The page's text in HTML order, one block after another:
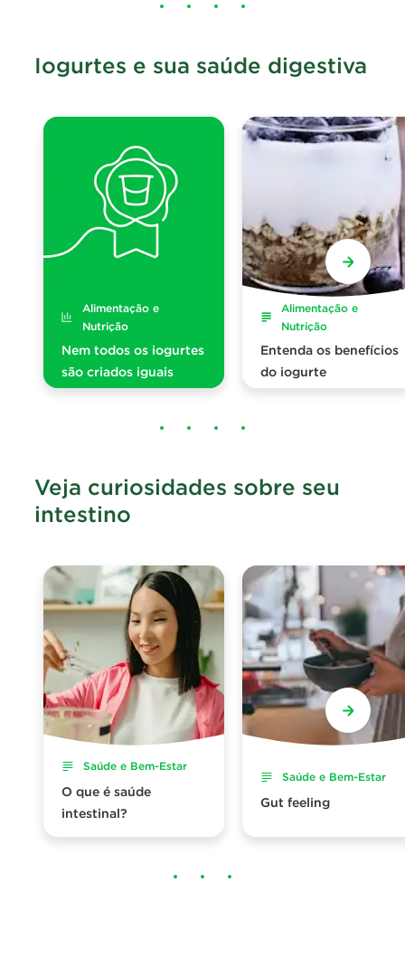
Iogurtes e sua saúde digestiva
Alimentação e
Nutrição
Nem todos os iogurtes
são criados iguais
Alimentação e
Nutrição
Entenda os benefícios
do iogurte
Veja curiosidades sobre seu
intestino
Saúde e Bem-Estar
O que é saúde
intestinal?
Saúde e Bem-Estar
Gut feeling